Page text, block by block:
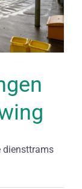
diensttrams